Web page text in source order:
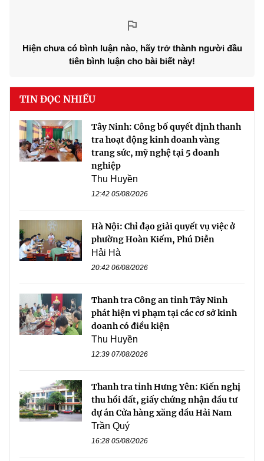
Hiện chưa có bình luận nào, hãy trở thành người đầu
tiên bình luận cho bài biết này!
TIN ĐỌC NHIỀU
Tây Ninh: Công bố quyết định thanh
tra hoạt động kinh doanh vàng
trang sức, mỹ nghệ tại 5 doanh
nghiệp
Thu Huyền
12:42 05/08/2026
Hà Nội: Chỉ đạo giải quyết vụ việc ở
phường Hoàn Kiếm, Phú Diễn
Hải Hà
20:42 06/08/2026
Thanh tra Công an tỉnh Tây Ninh
phát hiện vi phạm tại các cơ sở kinh
doanh có điều kiện
Thu Huyền
12:39 07/08/2026
Thanh tra tỉnh Hưng Yên: Kiến nghị
thu hồi đất, giấy chứng nhận đầu tư
dự án Cửa hàng xăng dầu Hải Nam
Trần Quý
16:28 05/08/2026